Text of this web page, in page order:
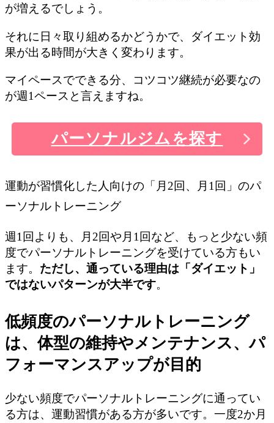
が増えるでしょう。
それに日々取り組めるかどうかで、ダイエット効
果が出る時間が大きく変わります。
マイペースでできる分、コツコツ継続が必要なの
が週1ペースと言えますね。
パーソナルジムを探す
運動が習慣化した人向けの「月2回、月1回」のパ
ーソナルトレーニング
週1回よりも、月2回や月1回など、もっと少ない頻
度でパーソナルトレーニングを受けている方もい
ます。 ただし、通っている理由は「ダイエット」
ではないパターンが大半です。
低頻度のパーソナルトレーニング
は、体型の維持やメンテナンス、パ
フォーマンスアップが目的
少ない頻度でパーソナルトレーニングに通ってい
る方は、運動習慣がある方が多いです。一度2か月